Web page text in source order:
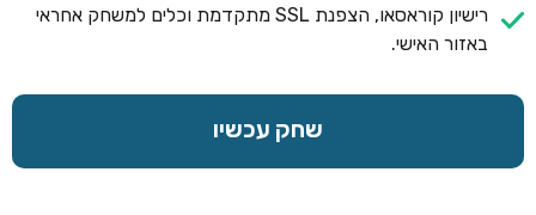
רישיון קוראסאו, הצפנת SSL מתקדמת וכלים למשחק אחראי
באזור האישי.
שחק עכשיו